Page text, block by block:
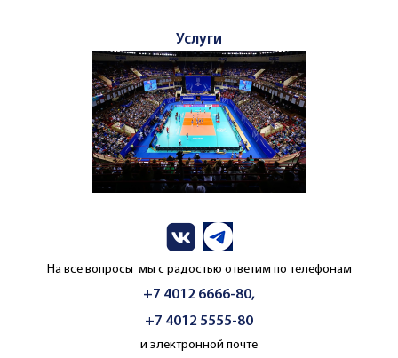
Услуги
На все вопросы мы с радостью ответим по телефонам
+7 4012 6666-80,
+7 4012 5555-80
и электронной почте